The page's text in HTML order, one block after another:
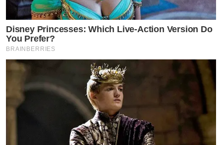
Disney Princesses: Which Live-Action Version Do
You Prefer?
BRAINBERRIES